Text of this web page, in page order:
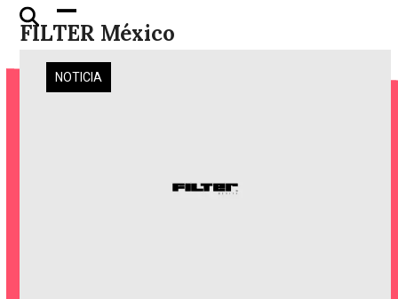
Skip
FILTER México
Open
mobile
menu
Close
mobile
menu
NOTICIA